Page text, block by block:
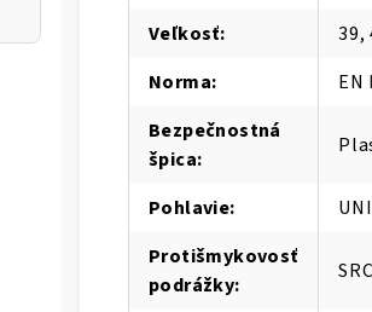
Veľkosť:
39,
Norma:
EN
Bezpečnostná
špica:
Pohlavie:
Protišmykovosť
podrážky:
SRC